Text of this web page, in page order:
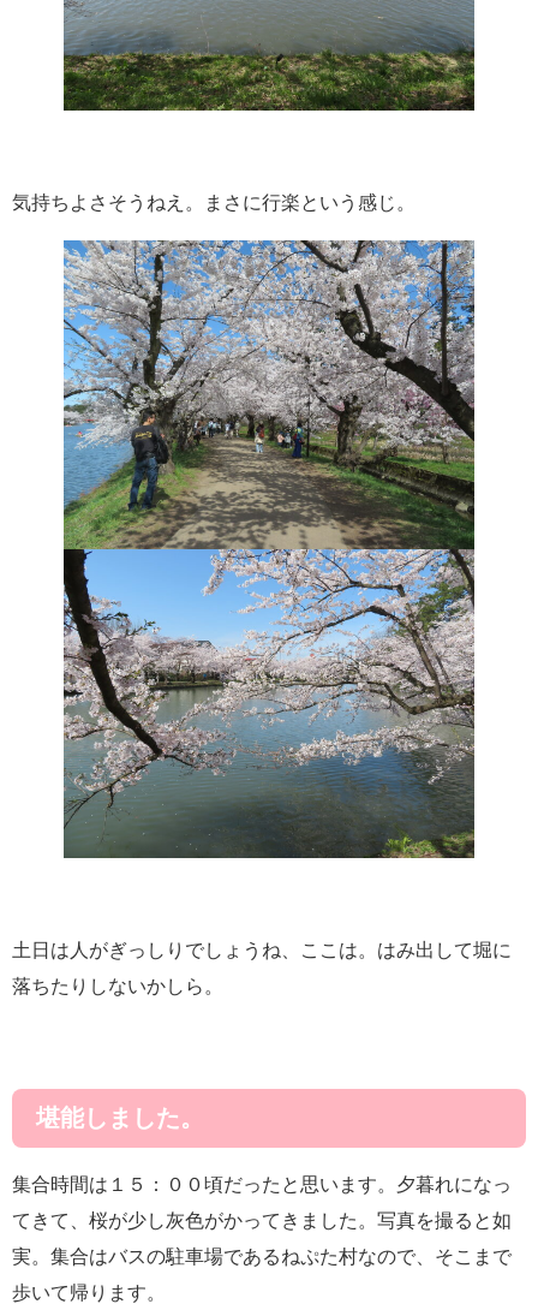
気持ちよさそうねえ。まさに行楽という感じ。
土日は人がぎっしりでしょうね、ここは。はみ出して堀に
落ちたりしないかしら。
堪能しました。
集合時間は１５：００頃だったと思います。夕暮れになっ
てきて、桜が少し灰色がかってきました。写真を撮ると如
実。集合はバスの駐車場であるねぷた村なので、そこまで
歩いて帰ります。